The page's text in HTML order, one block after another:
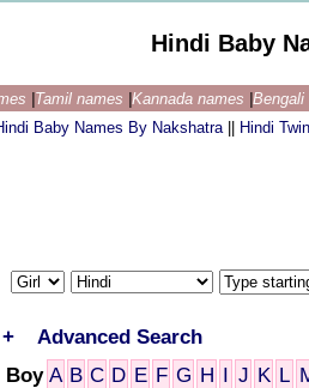
Hindi Baby
Tamil names Kannada names
Baby Names By Nakshatra Hindi
+
Advanced Search
Boy A B C D E F G H I J K L